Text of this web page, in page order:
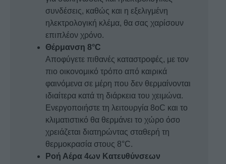
συνδέσεις, καθώς και η εξελιγμένη
ηλεκτρολογική κλέμα, θα σας χαρίσουν
επιπλέον χρόνο.
Θέρμανση 8°C
Αποφύγετε πιθανές καταστροφές, με τον
πιο οικονομικό τρόπο από καιρικά
φαινόμενα σε μέρη που δεν θερμαίνονται
ιδιαίτερα κατά τη διάρκεια του χειμώνα.
Ενεργοποιήστε τη λειτουργία 8oC και το
κλιματιστικό θα θερμάνει το χώρο όσο
χρειάζεται διατηρώντας σταθερή τη
θερμοκρασία στους 8°C.
Ροή Αέρα 4ων Κατευθύνσεων